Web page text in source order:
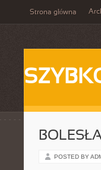
Strona główna
POSTED BY